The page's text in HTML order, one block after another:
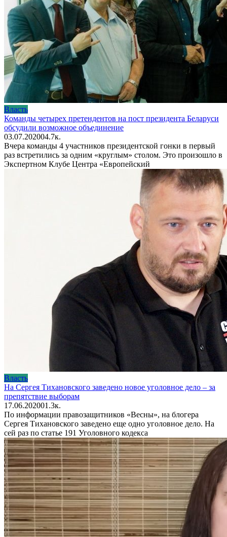
Власть
Команды четырех претендентов на пост президента Беларуси
обсудили возможное объединение
03.07.202004.7к.
Вчера команды 4 участников президентской гонки в первый
раз встретились за одним «круглым» столом. Это произошло в
Экспертном Клубе Центра «Европейский
Власть
На Сергея Тихановского заведено новое уголовное дело – за
препятствие выборам
17.06.202001.3к.
По информации правозащитников «Весны», на блогера
Сергея Тихановского заведено еще одно уголовное дело. На
сей раз по статье 191 Уголовного кодекса